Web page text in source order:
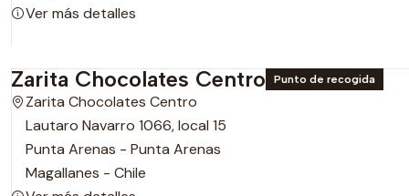
Ver más detalles
Zarita Chocolates Centro Punto de recogida
Zarita Chocolates Centro
Lautaro Navarro 1066, local 15
Punta Arenas - Punta Arenas
Magallanes - Chile